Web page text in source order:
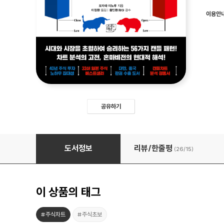
공유하기
이용안
캔들차트 사용설명서
도서정보 리뷰/한줄평 (26/15)
이 상품의 태그
#주식차트 #주식초보